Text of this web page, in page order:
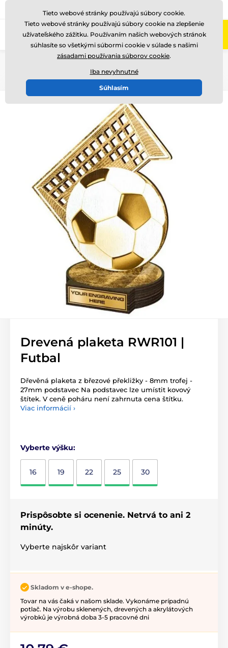
Zavolajte nám (Po-Pi 8-17) +421220255160
Drevená plaketa RWR101 |
Futbal
Dřevěná plaketa z březové překližky - 8mm trofej -
27mm podstavec Na podstavec lze umístit kovový
štítek. V ceně poháru není zahrnuta cena štítku.
Viac informácií ›
Vyberte výšku:
16 19 22 25 30
Prispôsobte si ocenenie. Netrvá to ani 2
minúty.
Vyberte najskôr variant
Skladom v e-shope.
Tovar na vás čaká v našom sklade. Vykonáme prípadnú
potlač. Na výrobu sklenených, drevených a akrylátových
výrobků je výrobná doba 3-5 pracovné dni
Tieto webové stránky používajú súbory cookie.
Tieto webové stránky používajú súbory cookie na zlepšenie
užívateľského zážitku. Používaním našich webových stránok
súhlasíte so všetkými súbormi cookie v súlade s našimi
zásadami používania súborov cookie.
Iba nevyhnutné
Súhlasím